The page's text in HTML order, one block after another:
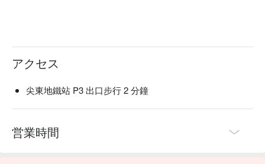
アクセス
尖東地鐵站 P3 出口步行 2 分鐘
営業時間